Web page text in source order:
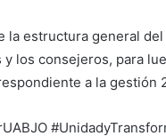
la estructura general
los consejeros, para
a la gestión